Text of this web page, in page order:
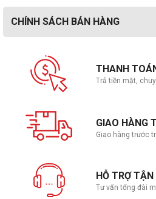
CHÍNH SÁCH BÁN HÀNG
THANH
Trả tiền mặt,
GIAO HÀNG
Giao hàng trước
HỖ TRỢ
Tư vấn tổng đài